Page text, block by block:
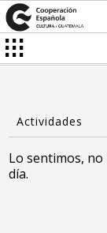
Lo sentimos,
día.